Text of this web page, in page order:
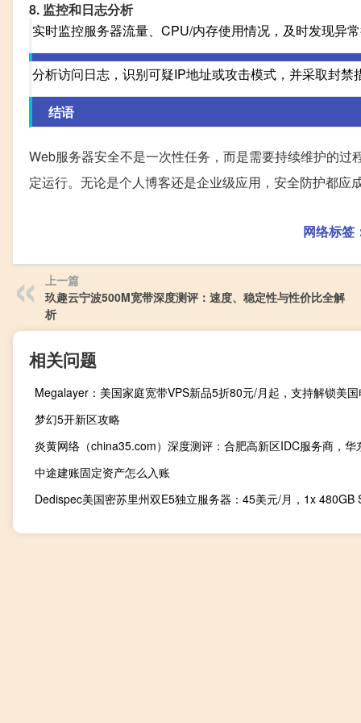
8. 监控和日志分析
实时监控服务器流量、CPU/内存使用情况，及时发现异
分析访问日志，识别可疑IP地址或攻击模式，并采取封禁
结语
Web服务器安全不是一次性任务，而是需要持续维护的
定运行。无论是个人博客还是企业级应用，安全防护都应
网络标签
上一篇
玖趣云宁波500M宽带深度测评：速度、稳定性与性价比全解
析
相关问题
梦幻5开新区攻略
中途建账固定资产怎么入账